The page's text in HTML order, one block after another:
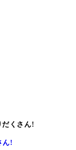
だくさん!
ん!